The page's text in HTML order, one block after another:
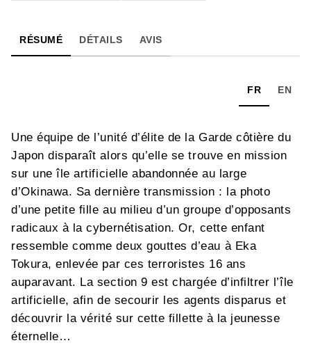
RÉSUMÉ DÉTAILS AVIS
FR EN
Une équipe de l’unité d’élite de la Garde côtière du
Japon disparaît alors qu’elle se trouve en mission
sur une île artificielle abandonnée au large
d’Okinawa. Sa dernière transmission : la photo
d’une petite fille au milieu d’un groupe d’opposants
radicaux à la cybernétisation. Or, cette enfant
ressemble comme deux gouttes d’eau à Eka
Tokura, enlevée par ces terroristes 16 ans
auparavant. La section 9 est chargée d’infiltrer l’île
artificielle, afin de secourir les agents disparus et
découvrir la vérité sur cette fillette à la jeunesse
éternelle…